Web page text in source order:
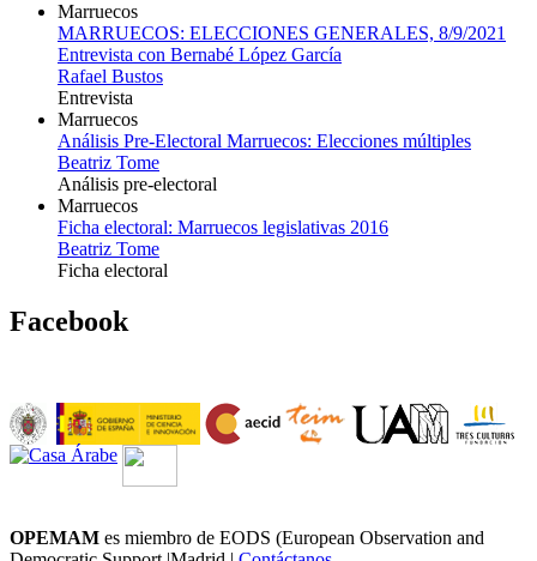
Marruecos
MARRUECOS: ELECCIONES GENERALES, 8/9/2021
Entrevista con Bernabé López García
Rafael Bustos
Entrevista
Marruecos
Análisis Pre-Electoral Marruecos: Elecciones múltiples
Beatriz Tome
Análisis pre-electoral
Marruecos
Ficha electoral: Marruecos legislativas 2016
Beatriz Tome
Ficha electoral
Facebook
OPEMAM es miembro de EODS (European Observation and